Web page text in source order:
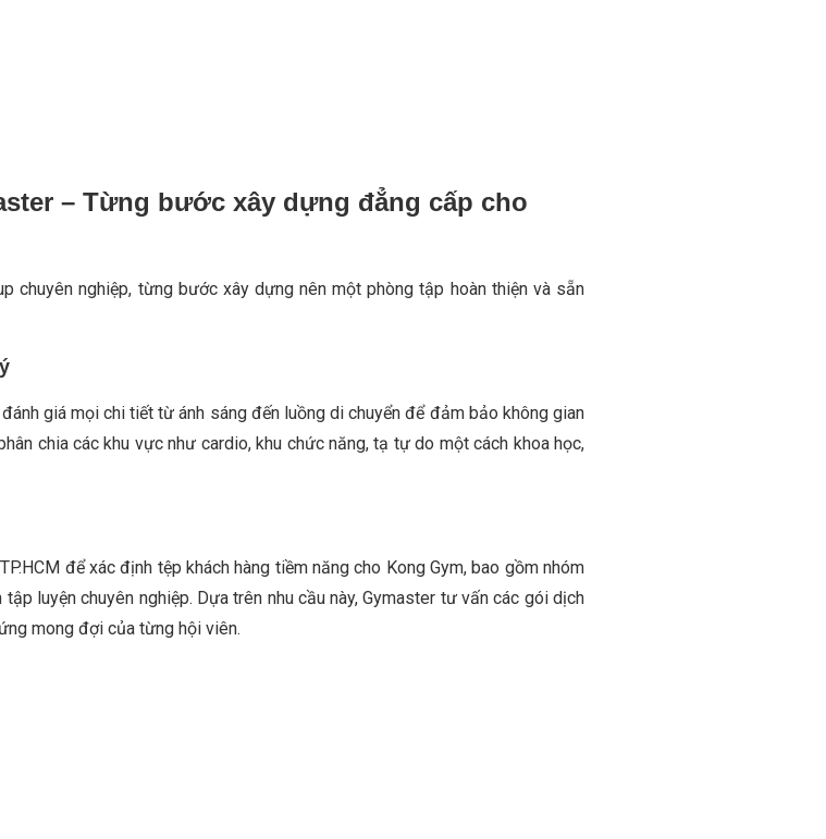
– Từng bước xây dựng đẳng cấp cho
chuyên nghiệp, từng bước xây dựng nên một phòng tập hoàn thiện và sẵn
giá mọi chi tiết từ ánh sáng đến luồng di chuyển để đảm bảo không gian
chia các khu vực như cardio, khu chức năng, tạ tự do một cách khoa học,
để xác định tệp khách hàng tiềm năng cho Kong Gym, bao gồm nhóm
luyện chuyên nghiệp. Dựa trên nhu cầu này, Gymaster tư vấn các gói dịch
mong đợi của từng hội viên.